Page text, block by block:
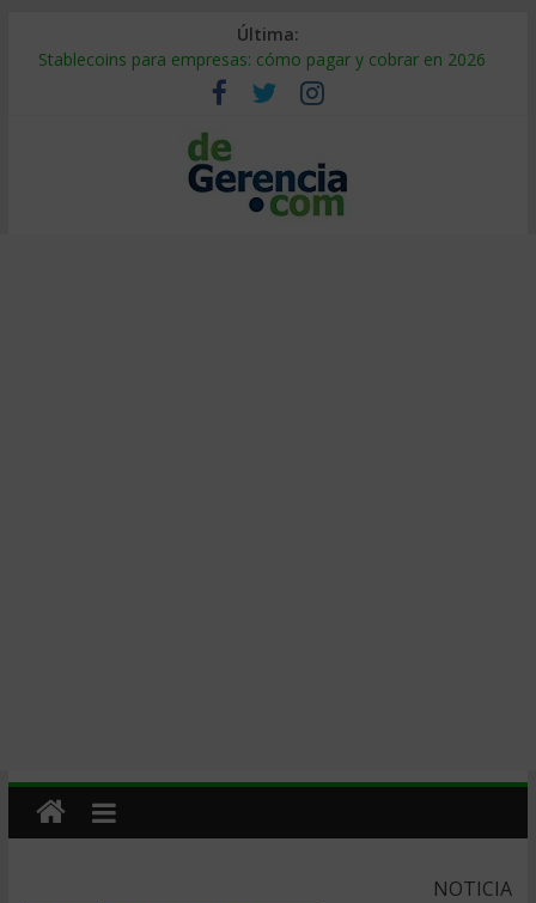
Última:
Stablecoins para empresas: cómo pagar y cobrar en 2026
Despido silencioso: qué es y por qué sale tan caro
IA en selección de personal: cómo auditarla a tiempo
Trabajo forzoso en la cadena de suministro: qué hacer
Mercado hispano de EE. UU.: cómo segmentarlo y venderle
NOTICIA